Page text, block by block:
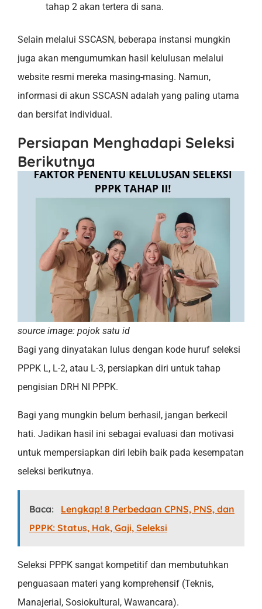
tahap 2 akan tertera di sana.
Selain melalui SSCASN, beberapa instansi mungkin
juga akan mengumumkan hasil kelulusan melalui
website resmi mereka masing-masing. Namun,
informasi di akun SSCASN adalah yang paling utama
dan bersifat individual.
Persiapan Menghadapi Seleksi
Berikutnya
source image: pojok satu id
Bagi yang dinyatakan lulus dengan kode huruf seleksi
PPPK L, L-2, atau L-3, persiapkan diri untuk tahap
pengisian DRH NI PPPK.
Bagi yang mungkin belum berhasil, jangan berkecil
hati. Jadikan hasil ini sebagai evaluasi dan motivasi
untuk mempersiapkan diri lebih baik pada kesempatan
seleksi berikutnya.
Baca:
Lengkap! 8 Perbedaan CPNS, PNS, dan
PPPK: Status, Hak, Gaji, Seleksi
Seleksi PPPK sangat kompetitif dan membutuhkan
penguasaan materi yang komprehensif (Teknis,
Manajerial, Sosiokultural, Wawancara).